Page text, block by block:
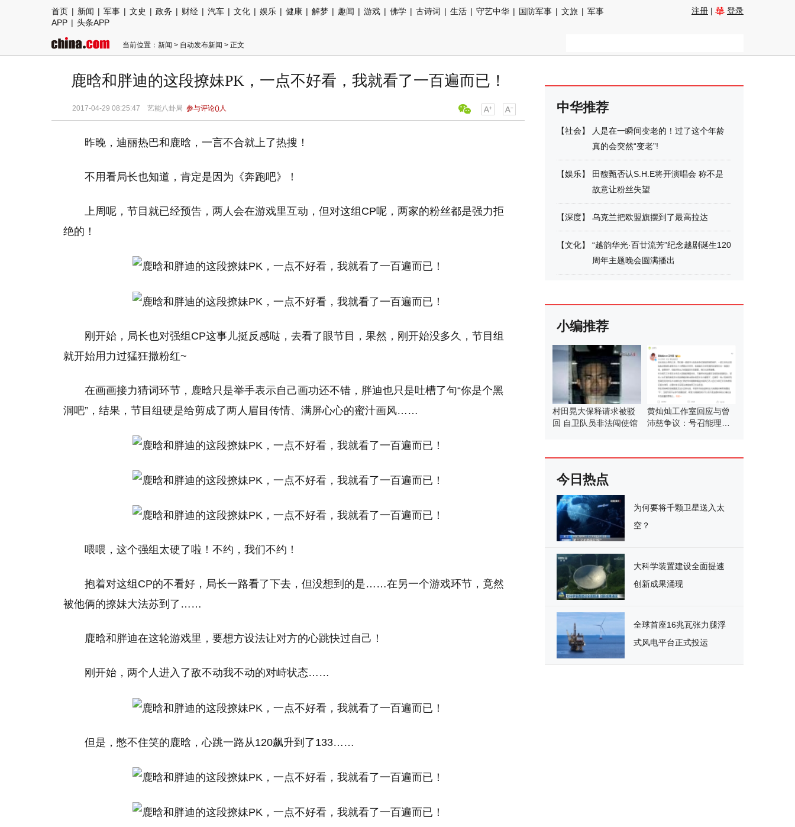
首页 | 新闻 | 军事 | 文史 | 政务 | 财经 | 汽车 | 文化 | 娱乐 | 健康 | 解梦 | 趣闻 | 游戏 | 佛学 | 古诗词 | 生活 | 守艺中华 | 国防军事 | 文旅 | 军事
APP | 头条APP
注册 | 登录
当前位置： 新闻 > 自动发布新闻 > 正文
鹿晗和胖迪的这段撩妹PK，一点不好看，我就看了一百遍而已！
2017-04-29 08:25:47 艺能八卦局 参与评论()人
昨晚，迪丽热巴和鹿晗，一言不合就上了热搜！
不用看局长也知道，肯定是因为《奔跑吧》！
上周呢，节目就已经预告，两人会在游戏里互动，但对这组CP呢，两家的粉丝都是强力拒
绝的！
刚开始，局长也对强组CP这事儿挺反感哒，去看了眼节目，果然，刚开始没多久，节目组
就开始用力过猛狂撒粉红~
在画画接力猜词环节，鹿晗只是举手表示自己画功还不错，胖迪也只是吐槽了句“你是个黑
洞吧”，结果，节目组硬是给剪成了两人眉目传情、满屏心心的蜜汁画风……
喂喂，这个强组太硬了啦！不约，我们不约！
抱着对这组CP的不看好，局长一路看了下去，但没想到的是……在另一个游戏环节，竟然
被他俩的撩妹大法苏到了……
鹿晗和胖迪在这轮游戏里，要想方设法让对方的心跳快过自己！
刚开始，两个人进入了敌不动我不动的对峙状态……
但是，憋不住笑的鹿晗，心跳一路从120飙升到了133……
中华推荐
【社会】
人是在一瞬间变老的！过了这个年龄
真的会突然“变老”!
【娱乐】
田馥甄否认S.H.E将开演唱会 称不是
故意让粉丝失望
【深度】 乌克兰把欧盟旗摆到了最高拉达
【文化】
“越韵华光·百廿流芳”纪念越剧诞生120
周年主题晚会圆满播出
小编推荐
村田晃大保释请求被驳
回 自卫队员非法闯使馆
黄灿灿工作室回应与曾
沛慈争议：号召能理智
今日热点
为何要将千颗卫星送入太
空？
大科学装置建设全面提速
创新成果涌现
全球首座16兆瓦张力腿浮
式风电平台正式投运